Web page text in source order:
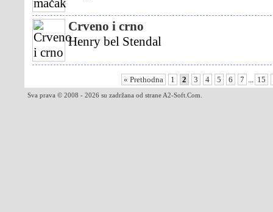
Crveno i crno
Henry bel Stendal
« Prethodna 1 2 3 4 5 6 7 ... 15
Sva prava © 2008 - 2026 su zadržana od strane A2-Soft.Com.